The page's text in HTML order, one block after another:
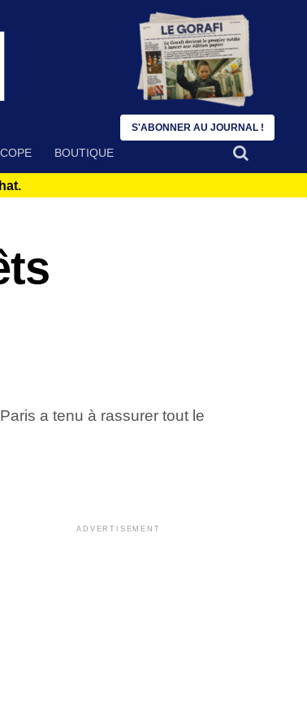
BOUTIQUE
a tenu à rassurer tout le
ADVERTISEMENT
S'ABONNER AU JOURNAL !